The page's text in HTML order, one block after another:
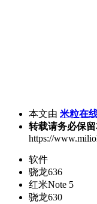
本文由 米粒在
转载请务必保留
https://
软件
骁龙636
红米Note 5
骁龙630